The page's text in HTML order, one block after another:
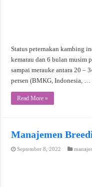
Status peternakan kambing
kemarau dan 6 bulan musim
sampai merauke antara 20 –
persen (BMKG, Indonesia, …
Read More »
Manajemen
September 8, 2022